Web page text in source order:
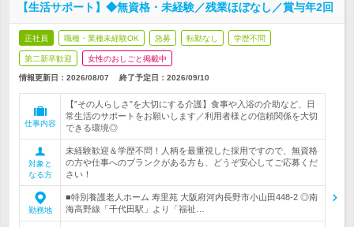
【生活サポート】◆無資格・未経験／残業ほぼなし／賞与年2回
正社員 職種・業種未経験OK 急募 転勤なし 学歴不問
第二新卒歓迎 女性のおしごと掲載中
情報更新日：2026/08/07 終了予定日： 2026/09/10
仕事内容
【”その人らしさ”を大切にする介護】食事や入浴の介助など、日
常生活のサポートをお願いします／利用者様との信頼関係を大切
できる環境◎
対象と
なる方
未経験歓迎＆学歴不問！人柄を最重視した採用ですので、無資格
の方や仕事へのブランクがある方も、どうぞ安心してご応募くだ
さい！
勤務地
■特別養護老人ホーム 寿里苑 大阪府河内長野市小山田448-2 ◎南
海高野線「千代田駅」より「福祉…